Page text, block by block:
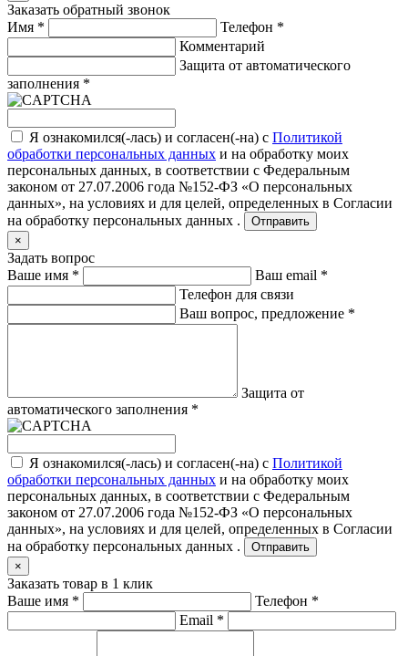
Заказать обратный звонок
Имя * Телефон *
Комментарий
Защита от автоматического
заполнения *
Я ознакомился(-лась) и согласен(-на) с Политикой
обработки персональных данных и на обработку моих
персональных данных, в соответствии с Федеральным
законом от 27.07.2006 года №152-ФЗ «О персональных
данных», на условиях и для целей, определенных в Согласии
на обработку персональных данных .
Отправить
×
Задать вопрос
Ваше имя * Ваш email *
Телефон для связи
Ваш вопрос, предложение *
Защита от
автоматического заполнения *
Я ознакомился(-лась) и согласен(-на) с Политикой
обработки персональных данных и на обработку моих
персональных данных, в соответствии с Федеральным
законом от 27.07.2006 года №152-ФЗ «О персональных
данных», на условиях и для целей, определенных в Согласии
на обработку персональных данных .
Отправить
×
Заказать товар в 1 клик
Ваше имя * Телефон *
Email *